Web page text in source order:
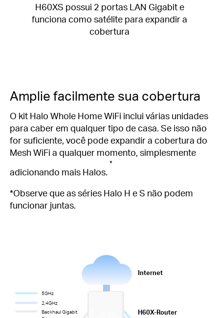
H60XS possui 2 portas LAN Gigabit e
funciona como satélite para expandir a
cobertura
Amplie facilmente sua cobertura
O kit Halo Whole Home WiFi inclui várias unidades
para caber em qualquer tipo de casa. Se isso não
for suficiente, você pode expandir a cobertura do
Mesh WiFi a qualquer momento, simplesmente
adicionando mais Halos.
*
*Observe que as séries Halo H e S não podem
funcionar juntas.
Internet
H60X-Router
5GHz
2,4GHz
Backhaul Gigabit